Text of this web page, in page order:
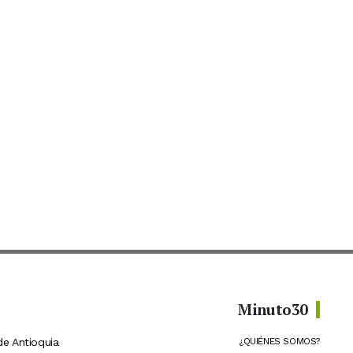
Antioquia
Minuto30
¿QUIÉNES SOMOS?